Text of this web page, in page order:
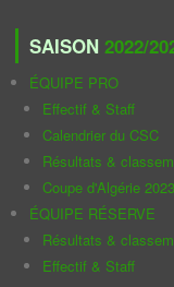
SAISON 2022/
ÉQUIPE PRO
Effectif & Staff
Calendrier du CSC
Résultats &
Coupe d'Algérie 2023
ÉQUIPE RÉSERVE
Résultats &
Effectif & Staff